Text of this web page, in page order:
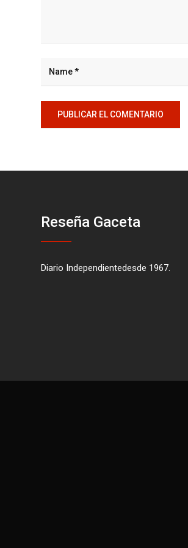
Reseña Gaceta
Diario Independientedesde 1967.